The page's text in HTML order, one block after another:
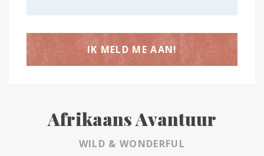
IK MELD ME AAN!
Afrikaans Avantuur
WILD & WONDERFUL